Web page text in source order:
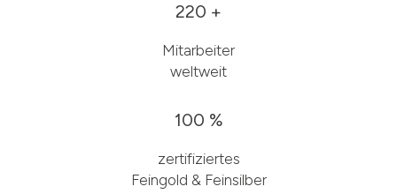
220 +
Mitarbeiter
weltweit
100 %
zertifiziertes
Feingold & Feinsilber